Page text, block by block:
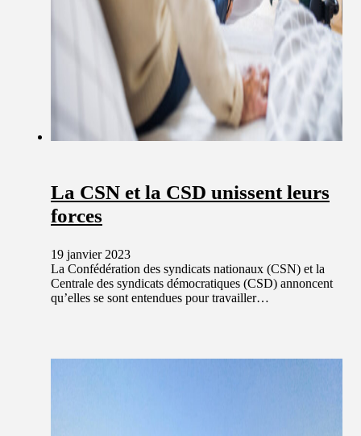
La CSN et la CSD unissent leurs
forces
19 janvier 2023
La Confédération des syndicats nationaux (CSN) et la
Centrale des syndicats démocratiques (CSD) annoncent
qu’elles se sont entendues pour travailler…